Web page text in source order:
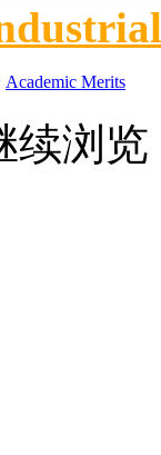
Academic Merits
续浏览